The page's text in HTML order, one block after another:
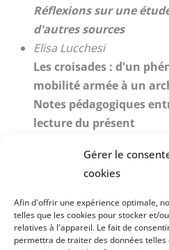
Gérer le
cookies
Afin d'offrir une expérience optimale,
telles que les cookies pour stocker et/
relatives à l'appareil. Le fait de
permettra de traiter des données
Réflexions sur une
d'autres sources
Elisa Lucchesi
Les croisades : d'un
mobilité armée à un
Notes pédagogiques
lecture du présent
Fondation Paolo Crescipour